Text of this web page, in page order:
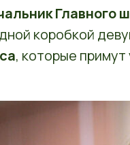
коробкой
, которые